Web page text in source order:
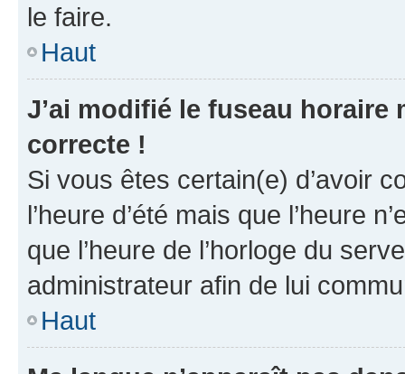
le faire.
Haut
J’ai modifié le fuseau horaire
correcte !
Si vous êtes certain(e) d’avoir
l’heure d’été mais que l’heure
que l’heure de l’horloge du
administrateur afin de lui
Haut